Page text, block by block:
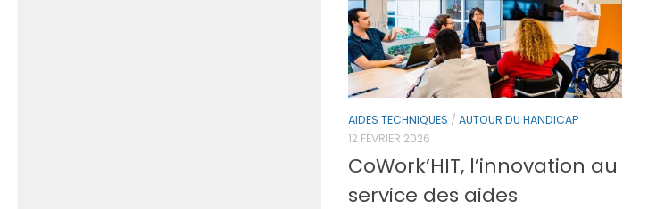
AIDES TECHNIQUES / AUTOUR DU HANDICAP
12 FÉVRIER 2026
CoWork’HIT, l’innovation au
service des aides